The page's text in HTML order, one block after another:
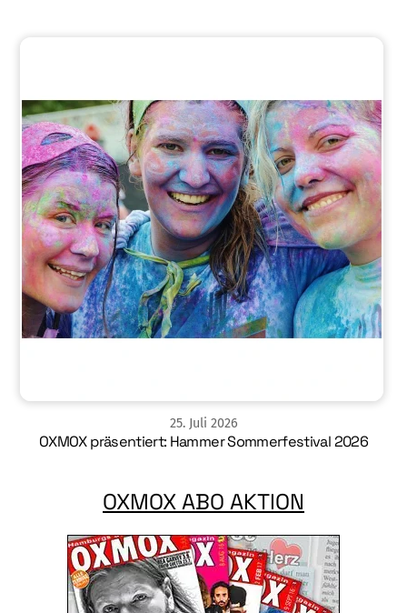
25. Juli 2026
OXMOX präsentiert: Hammer Sommerfestival 2026
OXMOX ABO AKTION